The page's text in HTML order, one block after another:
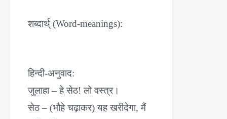
शब्दार्थ् (Word-meanings):
हिन्दी-अनुवाद:
जुलाहा – हे सेठ! लो वस्त्र।
सेठ – (भौहे चढ़ाकर) यह खरीदेगा, मैं